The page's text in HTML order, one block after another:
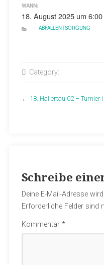
WANN:
18. August 2025 um 6:00
ABFALLENTSORGUNG
Category:
← 18. Hallertau 02 – Turnier
Schreibe
Deine E-Mail-Adresse
Erforderliche Felder sind
Kommentar *